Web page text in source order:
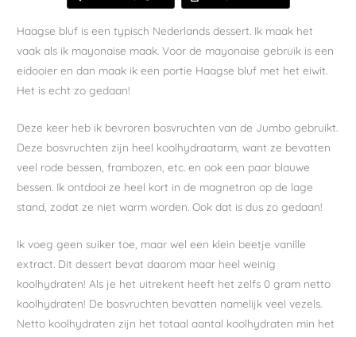
Haagse bluf is een typisch Nederlands dessert. Ik maak het
vaak als ik mayonaise maak. Voor de mayonaise gebruik is een
eidooier en dan maak ik een portie Haagse bluf met het eiwit.
Het is echt zo gedaan!
Deze keer heb ik bevroren bosvruchten van de Jumbo gebruikt.
Deze bosvruchten zijn heel koolhydraatarm, want ze bevatten
veel rode bessen, frambozen, etc. en ook een paar blauwe
bessen. Ik ontdooi ze heel kort in de magnetron op de lage
stand, zodat ze niet warm worden. Ook dat is dus zo gedaan!
Ik voeg geen suiker toe, maar wel een klein beetje vanille
extract. Dit dessert bevat daarom maar heel weinig
koolhydraten! Als je het uitrekent heeft het zelfs 0 gram netto
koolhydraten! De bosvruchten bevatten namelijk veel vezels.
Netto koolhydraten zijn het totaal aantal koolhydraten min het